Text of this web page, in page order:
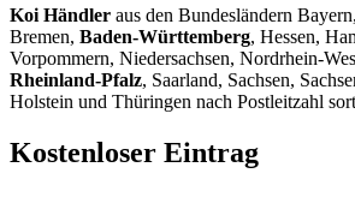
Koi Händler aus den Bundesländern
Bremen, Baden-Württemberg, Hessen,
Vorpommern, Niedersachsen, Nordrhein-
Rheinland-Pfalz, Saarland, Sachsen,
Holstein und Thüringen nach Postleitzahl
Kostenloser Eintrag